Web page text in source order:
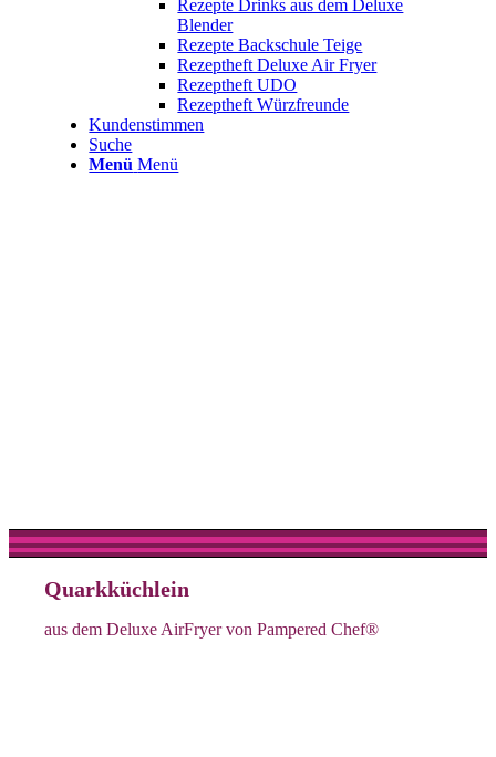
Rezepte Drinks aus dem Deluxe
Blender
Rezepte Backschule Teige
Rezeptheft Deluxe Air Fryer
Rezeptheft UDO
Rezeptheft Würzfreunde
Kundenstimmen
Suche
Menü Menü
Quarkküchlein
aus dem Deluxe AirFryer von Pampered Chef®